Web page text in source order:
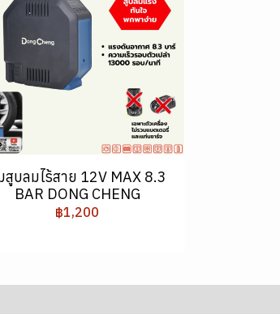
สูบลมไร้สาย 12V MAX 8.3
BAR DONG CHENG
฿1,200